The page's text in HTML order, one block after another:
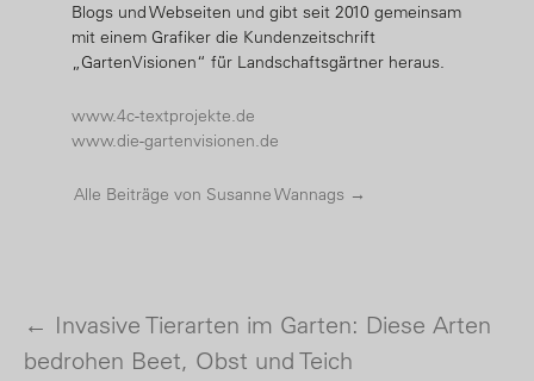
Blogs und Webseiten und gibt seit 2010 gemeinsam
mit einem Grafiker die Kundenzeitschrift
„GartenVisionen“ für Landschaftsgärtner heraus.
www.4c-textprojekte.de
www.die-gartenvisionen.de
Alle Beiträge von Susanne Wannags →
Post navigation
← Invasive Tierarten im Garten: Diese Arten
bedrohen Beet, Obst und Teich